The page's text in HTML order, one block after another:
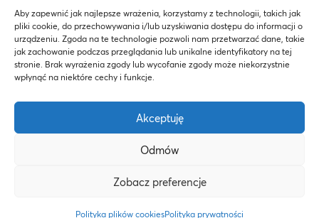
Aby zapewnić jak najlepsze wrażenia, korzystamy z technologii, takich jak
pliki cookie, do przechowywania i/lub uzyskiwania dostępu do informacji o
urządzeniu. Zgoda na te technologie pozwoli nam przetwarzać dane, takie
jak zachowanie podczas przeglądania lub unikalne identyfikatory na tej
stronie. Brak wyrażenia zgody lub wycofanie zgody może niekorzystnie
wpłynąć na niektóre cechy i funkcje.
Akceptuję
Odmów
Zobacz preferencje
Polityka plików cookiesPolityka prywatności
Wykonanie: nFinity.pl
środków Europejskiego Funduszu Społecznego oraz